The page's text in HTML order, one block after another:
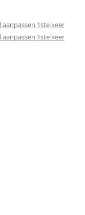
1ste keer
1ste keer